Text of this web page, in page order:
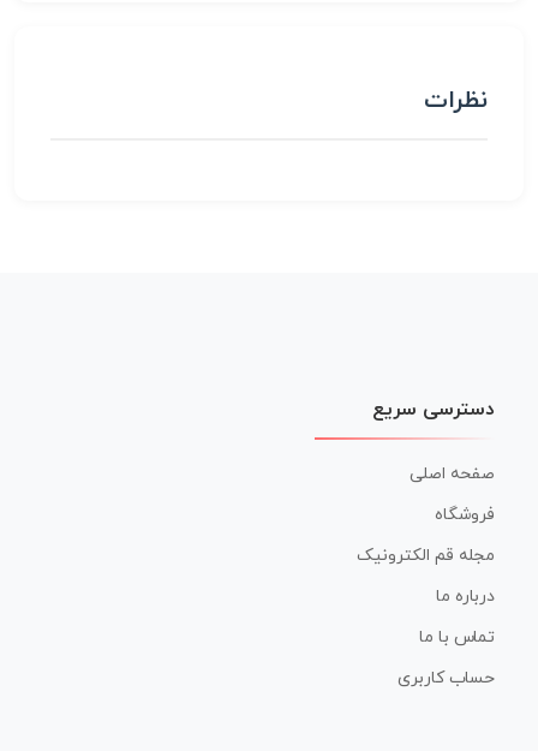
نظرات
دسترسی سریع
صفحه اصلی
فروشگاه
مجله قم الکترونیک
درباره ما
تماس با ما
حساب کاربری